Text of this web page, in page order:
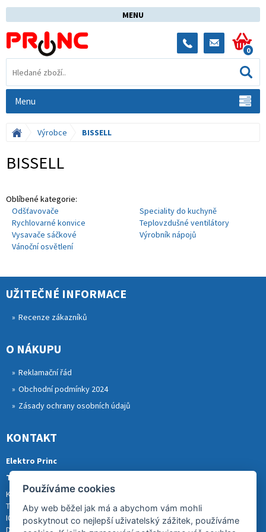
MENU
0
Menu
Výrobce BISSELL
BISSELL
Oblíbené kategorie:
Odšťavovače
Speciality do kuchyně
Rychlovarné konvice
Teplovzdušné ventilátory
Vysavače sáčkové
Výrobník nápojů
Vánoční osvětlení
UŽITEČNÉ INFORMACE
Recenze zákazníků
O NÁKUPU
Reklamační řád
Obchodní podmínky 2024
Zásady ochrany osobních údajů
KONTAKT
Elektro Princ
Tomáš Princ
Krkonošská 290, 46841 TANVALD
Tel.: 773 880 988
IČ: 01153731
DIČ: CZ8007202522
Používáme cookies
Aby web běžel jak má a abychom vám mohli
poskytnout co nejlepší uživatelský zážitek, používáme